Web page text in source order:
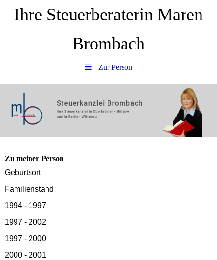
Ihre Steuerberaterin Maren
Brombach
Zur Person
Zu meiner Person
Geburtsort
Familienstand
1994 - 1997
1997 - 2002
1997 - 2000
2000 - 2001